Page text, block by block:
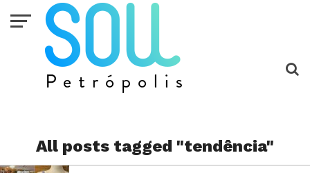
All posts tagged "tendência"